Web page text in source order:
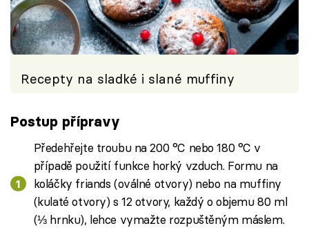
Recepty na sladké i slané muffiny
Postup přípravy
Předehřejte troubu na 200 °C nebo 180 °C v
případě použití funkce horký vzduch. Formu na
koláčky friands (oválné otvory) nebo na muffiny
(kulaté otvory) s 12 otvory, každý o objemu 80 ml
(⅓ hrnku), lehce vymažte rozpuštěným máslem.